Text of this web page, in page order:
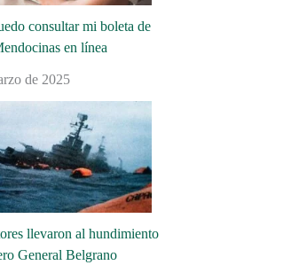
consultar mi boleta de
en línea
de 2025
llevaron al hundimiento
General Belgrano